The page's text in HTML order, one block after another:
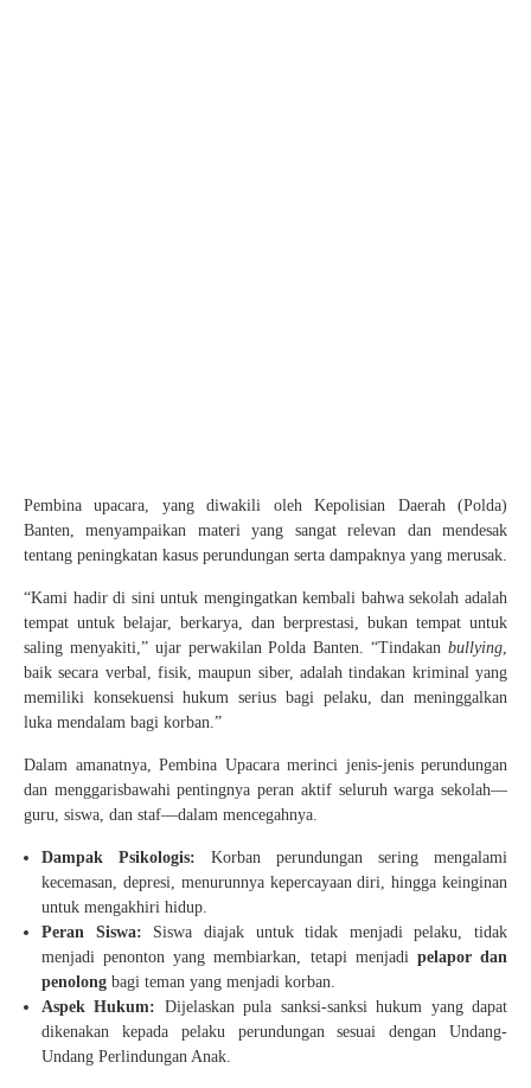
Pembina upacara, yang diwakili oleh Kepolisian Daerah (Polda)
Banten, menyampaikan materi yang sangat relevan dan mendesak
tentang peningkatan kasus perundungan serta dampaknya yang merusak.
“Kami hadir di sini untuk mengingatkan kembali bahwa sekolah adalah
tempat untuk belajar, berkarya, dan berprestasi, bukan tempat untuk
saling menyakiti,” ujar perwakilan Polda Banten. “Tindakan bullying,
baik secara verbal, fisik, maupun siber, adalah tindakan kriminal yang
memiliki konsekuensi hukum serius bagi pelaku, dan meninggalkan
luka mendalam bagi korban.”
Dalam amanatnya, Pembina Upacara merinci jenis-jenis perundungan
dan menggarisbawahi pentingnya peran aktif seluruh warga sekolah—
guru, siswa, dan staf—dalam mencegahnya.
Dampak Psikologis: Korban perundungan sering mengalami
kecemasan, depresi, menurunnya kepercayaan diri, hingga keinginan
untuk mengakhiri hidup.
Peran Siswa: Siswa diajak untuk tidak menjadi pelaku, tidak
menjadi penonton yang membiarkan, tetapi menjadi pelapor dan
penolong bagi teman yang menjadi korban.
Aspek Hukum: Dijelaskan pula sanksi-sanksi hukum yang dapat
dikenakan kepada pelaku perundungan sesuai dengan Undang-
Undang Perlindungan Anak.